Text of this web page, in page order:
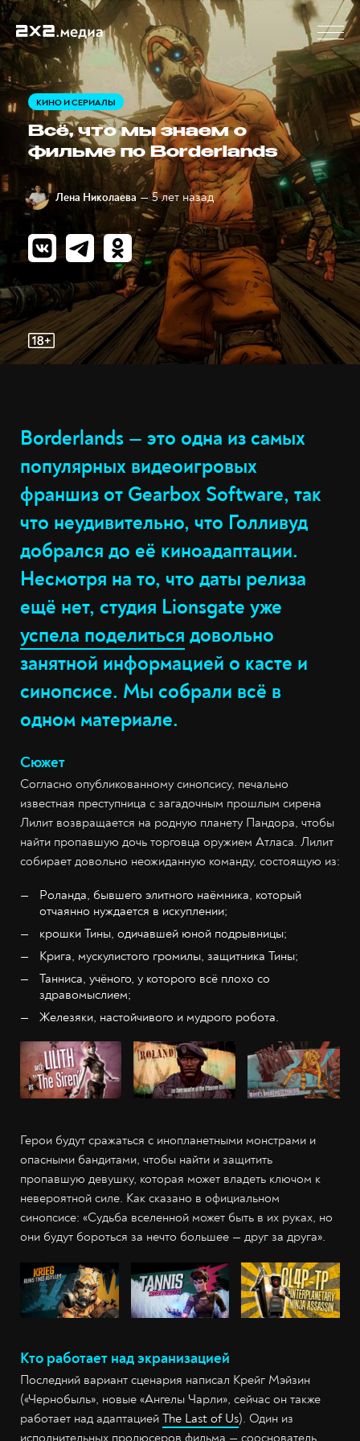
КИНО И СЕРИАЛЫ
Всё, что мы знаем о
фильме по Borderlands
Лена Николаева — 5 лет назад
Borderlands — это одна из самых
популярных видеоигровых
франшиз от Gearbox Software, так
что неудивительно, что Голливуд
добрался до её киноадаптации.
Несмотря на то, что даты релиза
ещё нет, студия Lionsgate уже
успела поделиться довольно
занятной информацией о касте и
синопсисе. Мы собрали всё в
одном материале.
Сюжет
Согласно опубликованному синопсису, печально
известная преступница с загадочным прошлым сирена
Лилит возвращается на родную планету Пандора, чтобы
найти пропавшую дочь торговца оружием Атласа. Лилит
собирает довольно неожиданную команду, состоящую из:
Роланда, бывшего элитного наёмника, который
отчаянно нуждается в искуплении;
крошки Тины, одичавшей юной подрывницы;
Крига, мускулистого громилы, защитника Тины;
Танниса, учёного, у которого всё плохо со
здравомыслием;
Железяки, настойчивого и мудрого робота.
Герои будут сражаться с инопланетными монстрами и
опасными бандитами, чтобы найти и защитить
пропавшую девушку, которая может владеть ключом к
невероятной силе. Как сказано в официальном
синопсисе: «Судьба вселенной может быть в их руках, но
они будут бороться за нечто большее — друг за друга».
Кто работает над экранизацией
Последний вариант сценария написал Крейг Мэйзин
(«Чернобыль», новые «Ангелы Чарли», сейчас он также
работает над адаптацией The Last of Us). Один из